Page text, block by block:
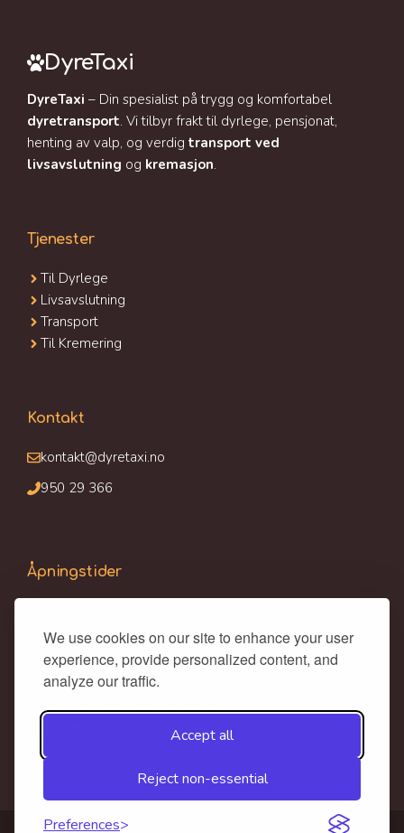
We use cookies on our site to enhance your user
experience, provide personalized content, and
analyze our traffic.
Accept all
Reject non-essential
Preferences
DyreTaxi
DyreTaxi – Din spesialist på trygg og komfortabel
dyretransport. Vi tilbyr frakt til dyrlege, pensjonat,
henting av valp, og verdig transport ved
livsavslutning og kremasjon.
Tjenester
Til Dyrlege
Livsavslutning
Transport
Til Kremering
Kontakt
kontakt@dyretaxi.no
950 29 366
Åpningstider
Man - Fre : 09:00-17:00
Lør-Søn: stengt